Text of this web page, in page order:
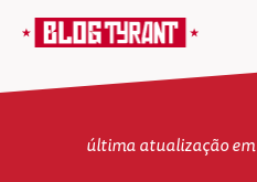
última atualização em